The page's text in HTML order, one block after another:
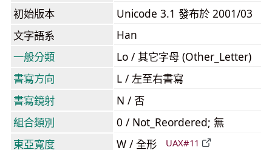
初始版本
Unicode 3.1 發布於 2001/03
文字語系
Han
一般分類
Lo / 其它字母 (Other_Letter)
書寫方向
L / 左至右書寫
書寫鏡射
N / 否
組合類別
0 / Not_Reordered; 無
東亞寬度
W / 全形 UAX#11